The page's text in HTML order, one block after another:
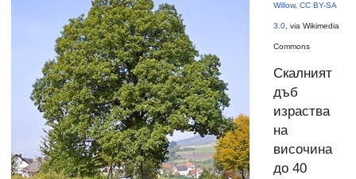
Willow,CC BY-SA
3.0 , via Wikimedia
Commons
Скалният
дъб
израства
на
височина
до 40